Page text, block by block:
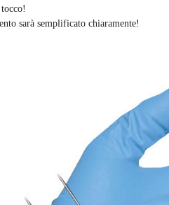
sarà semplificato chiaramente!